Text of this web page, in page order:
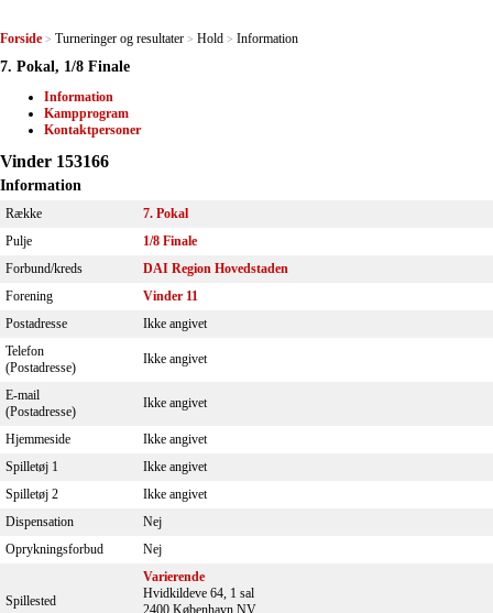
Forside > Turneringer og resultater > Hold > Information
7. Pokal, 1/8 Finale
Information
Kampprogram
Kontaktpersoner
Vinder 153166
Information
Række
7. Pokal
Pulje
1/8 Finale
Forbund/kreds
DAI Region Hovedstaden
Forening
Vinder 11
Postadresse
Ikke angivet
Telefon
(Postadresse)
Ikke angivet
E-mail
(Postadresse)
Ikke angivet
Hjemmeside
Ikke angivet
Spilletøj 1
Ikke angivet
Spilletøj 2
Ikke angivet
Dispensation
Nej
Oprykningsforbud
Nej
Spillested
Varierende
Hvidkildeve 64, 1 sal
2400 København NV